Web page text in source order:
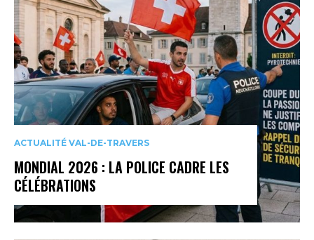
ACTUALITÉ VAL-DE-TRAVERS
MONDIAL 2026 : LA POLICE CADRE LES
CÉLÉBRATIONS